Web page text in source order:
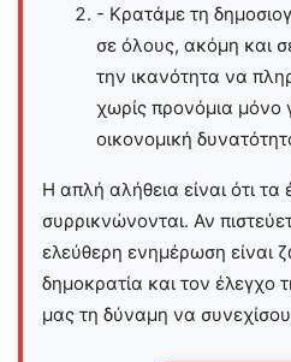
- Κρατάμε τη
σε όλους, ακόμη και
την ικανότητα να
χωρίς προνόμια μόνο
οικονομική
Η απλή αλήθεια είναι ότι
συρρικνώνονται. Αν
ελεύθερη ενημέρωση είναι
δημοκρατία και τον έλεγχο
μας τη δύναμη να